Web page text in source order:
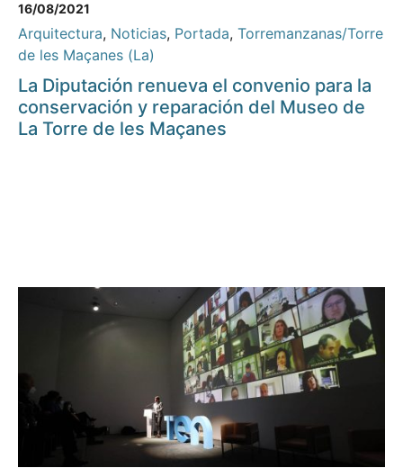
16/08/2021
Arquitectura, Noticias, Portada, Torremanzanas/Torre
de les Maçanes (La)
La Diputación renueva el convenio para la
conservación y reparación del Museo de
La Torre de les Maçanes